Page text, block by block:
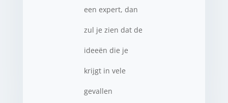
een expert, dan
zul je zien dat de
ideeën die je
krijgt in vele
gevallen